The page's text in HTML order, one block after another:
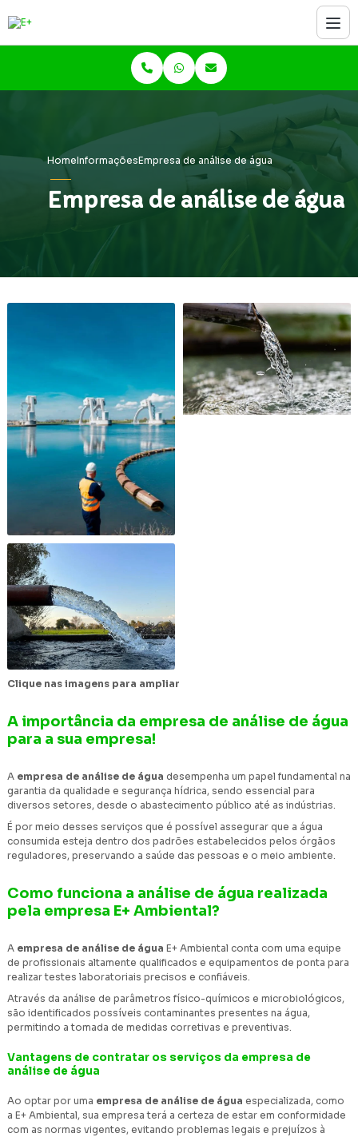
HomeInformaçõesEmpresa de análise de água
Empresa de análise de água
Clique nas imagens para ampliar
A importância da empresa de análise de água
para a sua empresa!
A empresa de análise de água desempenha um papel fundamental na
garantia da qualidade e segurança hídrica, sendo essencial para
diversos setores, desde o abastecimento público até as indústrias.
É por meio desses serviços que é possível assegurar que a água
consumida esteja dentro dos padrões estabelecidos pelos órgãos
reguladores, preservando a saúde das pessoas e o meio ambiente.
Como funciona a análise de água realizada
pela empresa E+ Ambiental?
A empresa de análise de água E+ Ambiental conta com uma equipe
de profissionais altamente qualificados e equipamentos de ponta para
realizar testes laboratoriais precisos e confiáveis.
Através da análise de parâmetros físico-químicos e microbiológicos,
são identificados possíveis contaminantes presentes na água,
permitindo a tomada de medidas corretivas e preventivas.
Vantagens de contratar os serviços da empresa de
análise de água
Ao optar por uma empresa de análise de água especializada, como
a E+ Ambiental, sua empresa terá a certeza de estar em conformidade
com as normas vigentes, evitando problemas legais e prejuízos à